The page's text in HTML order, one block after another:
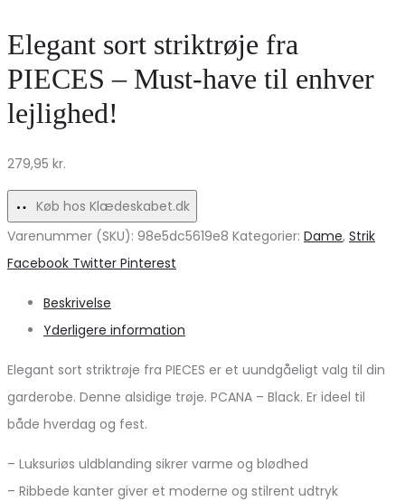
Elegant sort striktrøje fra
PIECES – Must-have til enhver
lejlighed!
279,95 kr.
Køb hos Klædeskabet.dk
Varenummer (SKU): 98e5dc5619e8 Kategorier: Dame, Strik
Share
Facebook Twitter Pinterest
Beskrivelse
Yderligere information
Elegant sort striktrøje fra PIECES er et uundgåeligt valg til din
garderobe. Denne alsidige trøje. PCANA – Black. Er ideel til
både hverdag og fest.
– Luksuriøs uldblanding sikrer varme og blødhed
– Ribbede kanter giver et moderne og stilrent udtryk